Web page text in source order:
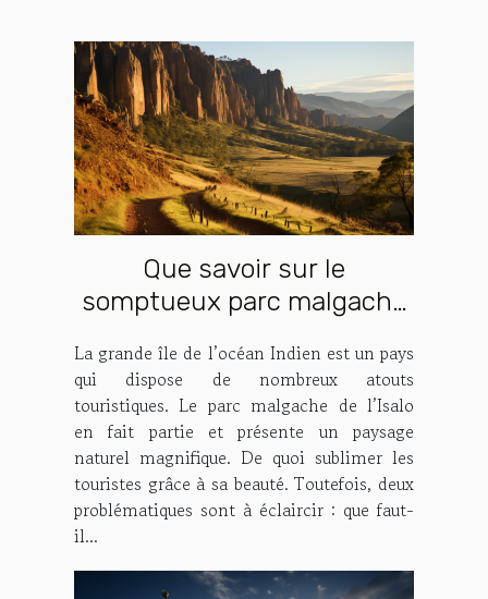
Que savoir sur le
somptueux parc malgache
La grande île de l’océan Indien est un pays
qui dispose de nombreux atouts
touristiques. Le parc malgache de l’Isalo
en fait partie et présente un paysage
naturel magnifique. De quoi sublimer les
touristes grâce à sa beauté. Toutefois, deux
problématiques sont à éclaircir : que faut-
il...